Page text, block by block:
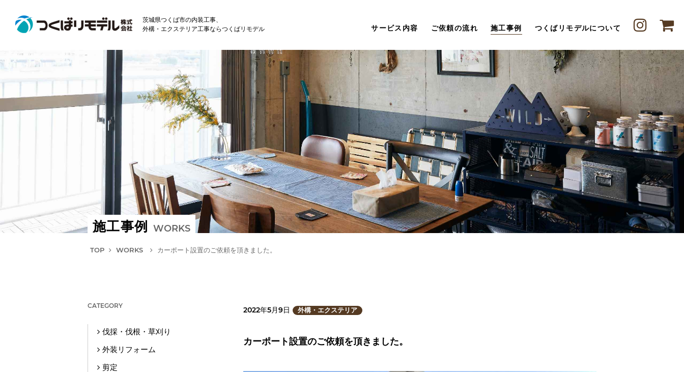
茨城県つくば市の内装工事、
外構・エクステリア工事ならつくばリモデル
サービス内容 ご依頼の流れ 施工事例 つくばリモデルについて
施工事例 WORKS
TOP WORKS カーポート設置のご依頼を頂きました。
2022年5月9日 外構・エクステリア
カーポート設置のご依頼を頂きました。
CATEGORY
伐採・伐根・草刈り
外装リフォーム
剪定